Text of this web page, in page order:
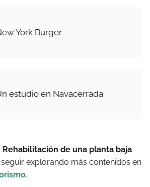
York Burger
estudio en Navacerrada
Rehabilitación de una planta baja
explorando más contenidos en
.